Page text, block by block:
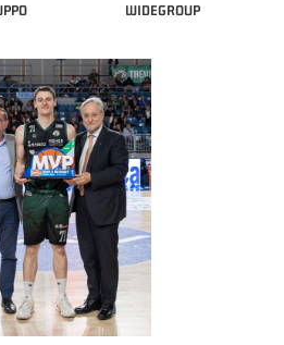
WIDEGROUP